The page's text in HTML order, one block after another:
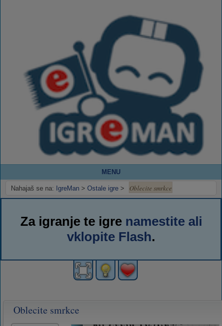
MENU
Nahajaš se na: IgreMan > Ostale igre > Oblecite smrkce
Za igranje te igre namestite ali
vklopite Flash.
Oblecite smrkce